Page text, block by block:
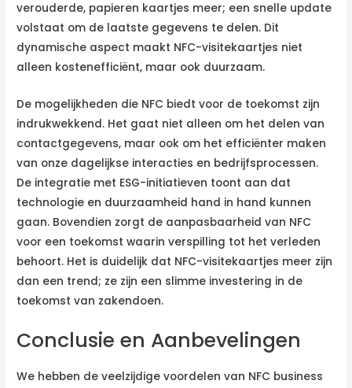
verouderde, papieren kaartjes meer; een snelle update
volstaat om de laatste gegevens te delen. Dit
dynamische aspect maakt NFC-visitekaartjes niet
alleen kostenefficiënt, maar ook duurzaam.
De mogelijkheden die NFC biedt voor de toekomst zijn
indrukwekkend. Het gaat niet alleen om het delen van
contactgegevens, maar ook om het efficiënter maken
van onze dagelijkse interacties en bedrijfsprocessen.
De integratie met ESG-initiatieven toont aan dat
technologie en duurzaamheid hand in hand kunnen
gaan. Bovendien zorgt de aanpasbaarheid van NFC
voor een toekomst waarin verspilling tot het verleden
behoort. Het is duidelijk dat NFC-visitekaartjes meer zijn
dan een trend; ze zijn een slimme investering in de
toekomst van zakendoen.
Conclusie en Aanbevelingen
We hebben de veelzijdige voordelen van NFC business